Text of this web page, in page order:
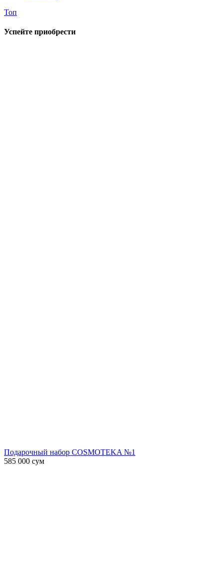
Топ
Успейте приобрести
Подарочный набор COSMOTEKA №1
585 000 сум